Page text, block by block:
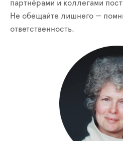
партнёрами и коллегами
Не обещайте лишнего —
ответственность.